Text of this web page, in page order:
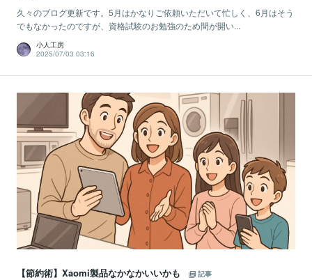
久々のブログ更新です。5月はかなりご依頼いただいて忙しく、6月はそう
でもなかったのですが、資格試験のお勉強のため間が開い...
小人工房
2025/07/03 03:16
【節約術】Xaomi製品なかなかいいかも
記事